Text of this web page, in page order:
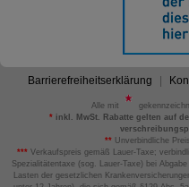
Barrierefreiheitserklärung
Alle mit
*inkl. MwSt. Rabatte gelten auf
** Unverbindliche
*** Verkaufspreis gemäß Lauer-Taxe;
Spezialitätentaxe (sog. Lauer-Taxe) bei
Lasten der gesetzlichen